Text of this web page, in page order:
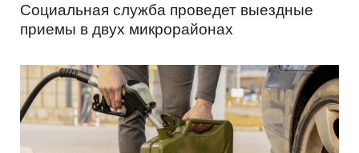
Социальная служба проведет выездные
приемы в двух микрорайонах